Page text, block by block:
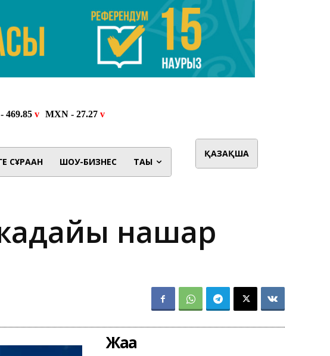
СҰРАҒАН ШОУ-БИЗНЕС ТАҒЫ
ҚАЗАҚША
нашар
Жаңа